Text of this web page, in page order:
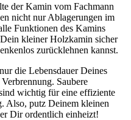
der Kamin vom Fachmann
nicht nur Ablagerungen im
Funktionen des Kamins
kleiner Holzkamin sicher
zurücklehnen kannst.
die Lebensdauer Deines
Saubere
wichtig für eine effiziente
Also, putz Deinem kleinen
Dir ordentlich einheizt!